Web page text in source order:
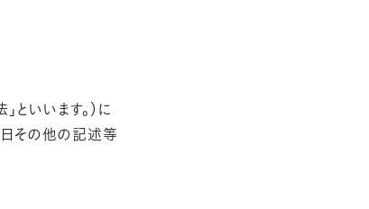
いいます。）に
日その他の記述等